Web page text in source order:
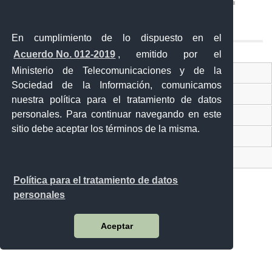
En cumplimiento de lo dispuesto en el
Acuerdo No. 012-2019 , emitido por el
Ministerio de Telecomunicaciones y de la
Sociedad de la Información, comunicamos
nuestra política para el tratamiento de datos
personales. Para continuar navegando en este
sitio debe aceptar los términos de la misma.
Política para el tratamiento de datos
personales
Aceptar
Ventanilla Única Virtual
Ventanilla Única de Comercio Exterior
Gobierno Abierto
Malecón y Aguirre
Guayaquil - Ecuador